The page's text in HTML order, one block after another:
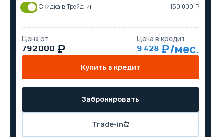
Скидка в Трейд-ин
150 000 ₽
Цена от
792 000
Цена в кредит
9 428
Купить в кредит
Trade-in
Забронировать